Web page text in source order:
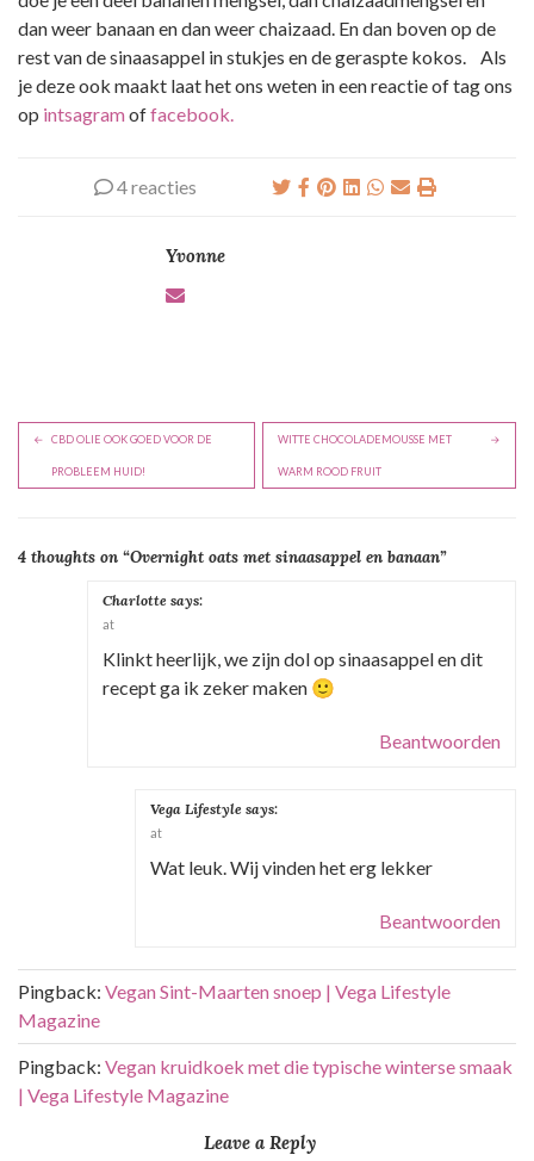
dan weer banaan en dan weer chaizaad. En dan boven op de
rest van de sinaasappel in stukjes en de geraspte kokos. Als
je deze ook maakt laat het ons weten in een reactie of tag ons
op intsagramoffacebook.
4 reacties
Yvonne
B
c
CBD OLIE OOK GOED VOOR DE
PROBLEEM HUID!
WITTE CHOCOLADEMOUSSE MET
WARM ROOD FRUIT
4 thoughts on “Overnight oats met sinaasappel en banaan”
Charlotte says:
at
Klinkt heerlijk, we zijn dol op sinaasappel en dit
recept ga ik zeker maken 🙂
Beantwoorden
Vega Lifestyle says:
at
Wat leuk. Wij vinden het erg lekker
Beantwoorden
Pingback: Vegan Sint-Maarten snoep | Vega Lifestyle
Magazine
Pingback: Vegan kruidkoek met die typische winterse smaak
| Vega Lifestyle Magazine
Leave a Reply